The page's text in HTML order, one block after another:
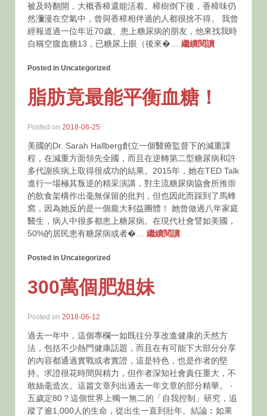
被及時翻開，大概香樟還能活着。樟樹倒下後，香樟味仍
然瀰漫在空氣中，曾與香樟相伴過的人都很捨不得。 我曾
經報道過一位年近70歲、患上糖尿病的朋友，他來找我時
自稱空腹血糖13，已糖尿上眼（後來�… 繼續閱讀
Posted in Uncategorized
脂肪竟最能平衡血糖！
Posted on 2018-06-25
美國的Dr. Sarah Hallberg創立一個醫療監督下的減重課
程，在減重方面領先全國，而且在逆轉第二型糖尿病和許
多代謝疾病上取得很成功的結果。2015年，她在TED Talk
進行一場極其叛逆的精采演講，對主流糖尿病協會所推崇
的飲食架構作出毫無保留的批判，但也因此而踩到了馬蜂
窩，因為她反的是一個龐大利益團體！ 她曾做過八年家庭
醫生，病人中很多都患上糖尿病。在現代社會譬如美國，
50%的居民患有糖尿病或者�… 繼續閱讀
Posted in Uncategorized
300萬個肥姐妹
Posted on 2018-06-12
過去一年中，這個專欄一如既往分享改進健康的天然方
法，包括不少熱門健康話題，而且在有可能下大部分分享
的內容都通過實戰或者實證，這是特色，也是作者的堅
持。求證很花時間與精力，但作者深知社會責任重大，不
敢絲毫造次。這篇文章列出過去一年文章的部分精華。 ‧
五歲定80？這個世界上獨一無二的「自我控制」研究，追
蹤了逾1,000人的生命，從出生一直到壯年。結論︰如果